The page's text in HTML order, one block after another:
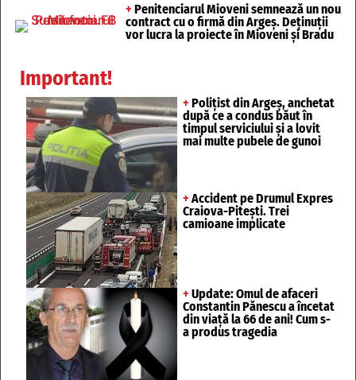
+ Penitenciarul Mioveni semnează un nou
contract cu o firmă din Argeș. Deținuții
vor lucra la proiecte în Mioveni și Bradu
Important!
+ Polițist din Argeș, anchetat
după ce a condus băut în
timpul serviciului și a lovit
mai multe pubele de gunoi
+ Accident pe Drumul Expres
Craiova-Pitești. Trei
camioane implicate
+ Update: Omul de afaceri
Constantin Pănescu a încetat
din viață la 66 de ani! Cum s-
a produs tragedia